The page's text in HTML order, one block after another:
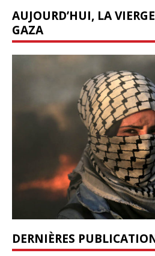
AUJOURD’HUI, LA
GAZA
DERNIÈRES